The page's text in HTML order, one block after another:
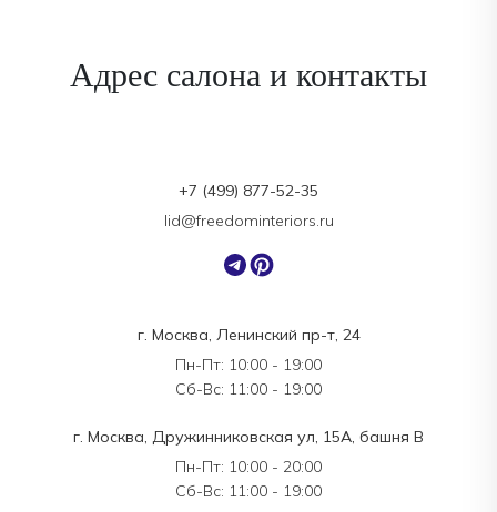
деятельность в Domus Academy,
Университете Реджо-Эмилии и
Адрес салона и контакты
г. Москва, Ленинский пр-т, 24
Пн-Пт: 10:00 - 19:00
Сб-Вс: 11:00 - 19:00
г. Москва, Дружинниковская ул, 15А, башня В
Пн-Пт: 10:00 - 20:00
Сб-Вс: 11:00 - 19:00
+7 (499) 877-52-35
lid@freedominteriors.ru